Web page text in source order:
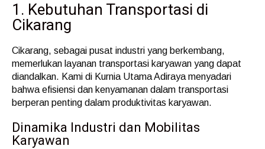
1. Kebutuhan Transportasi di
Cikarang
Cikarang, sebagai pusat industri yang berkembang,
memerlukan layanan transportasi karyawan yang dapat
diandalkan. Kami di Kurnia Utama Adiraya menyadari
bahwa efisiensi dan kenyamanan dalam transportasi
berperan penting dalam produktivitas karyawan.
Dinamika Industri dan Mobilitas
Karyawan